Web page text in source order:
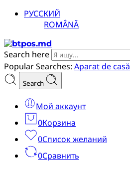
РУССКИЙ
ROMÂNĂ
Search here
Popular Searches: Aparat de casă
Search
Мой аккаунт
0Корзина
0Список желаний
0Сравнить